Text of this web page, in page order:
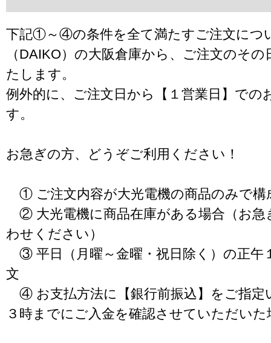
下記①～④の条件を全て満たすご注文につ
（DAIKO）の大阪倉庫から、ご注文のそ
たします。
例外的に、ご注文日から【１営業日】での
す。
お急ぎの方、どうぞご利用ください！
① ご注文内容が大光電機の商品のみで構
② 大光電機に商品在庫がある場合（お急
わせください）
③ 平日（月曜～金曜・祝日除く）の正午
文
④ お支払方法に【銀行前振込】をご指定
３時までにご入金を確認させていただいた